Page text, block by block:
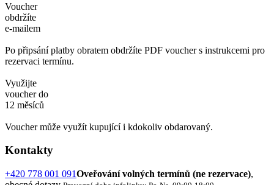
Voucher
obdržíte
e-mailem
Po připsání platby obratem obdržíte PDF voucher s instrukcemi pro
rezervaci termínu.
Využijte
voucher do
12 měsíců
Voucher může využít kupující i kdokoliv obdarovaný.
Kontakty
+420 778 001 091Oveřování volných termínů (ne rezervace),